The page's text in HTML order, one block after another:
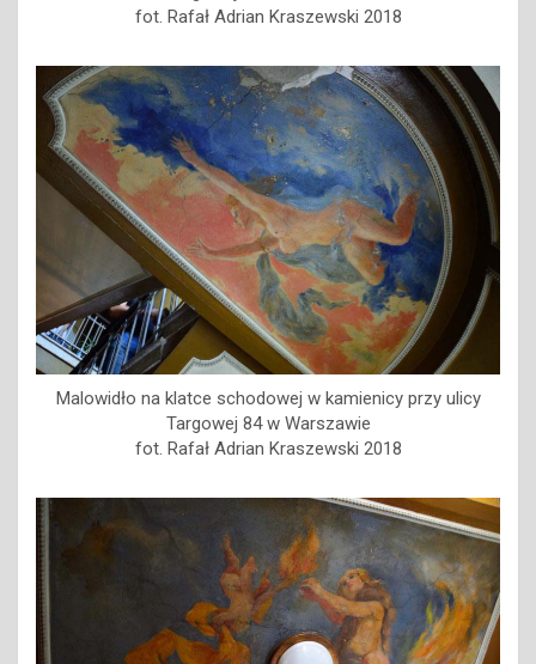
fot. Rafał Adrian Kraszewski 2018
Malowidło na klatce schodowej w kamienicy przy ulicy
Targowej 84 w Warszawie
fot. Rafał Adrian Kraszewski 2018